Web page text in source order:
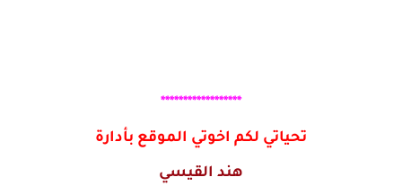
******************
تحياتي لكم اخوتي الموقع بأدارة
هند القيسي